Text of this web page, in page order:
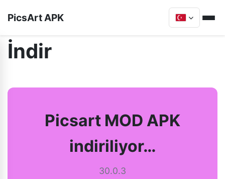
PicsArt APK
İndir
Picsart MOD APK
indiriliyor…
30.0.3